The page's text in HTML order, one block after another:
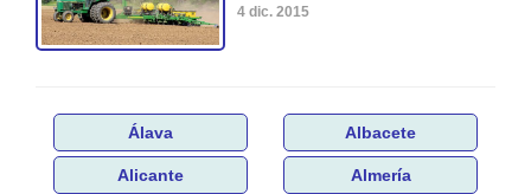
4 dic. 2015
Álava Albacete
Alicante Almería